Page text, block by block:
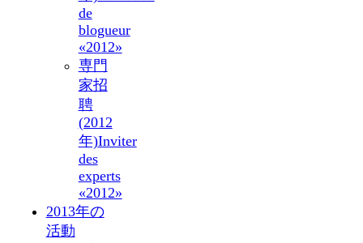
de
blogueur
«2012»
専門
家招
聘
(2012
年)Inviter
des
experts
«2012»
2013年の
活動